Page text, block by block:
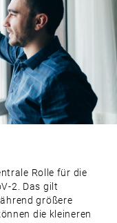
Rolle für die
2. Das gilt
größere
die kleineren